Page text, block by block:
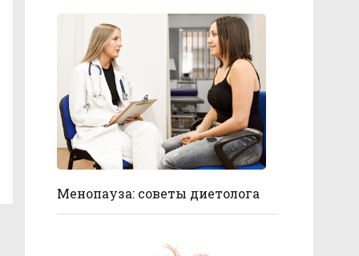
Менопауза: советы диетолога